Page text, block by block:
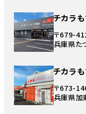
チカラ
〒679-
兵庫県た
チカラ
〒673-
兵庫県加